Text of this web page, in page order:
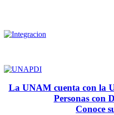
La UNAM cuenta con la
Personas con
Conoce